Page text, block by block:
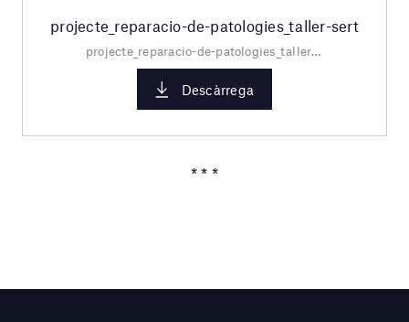
projecte_reparacio-de-patologies_taller-sert
projecte_reparacio-de-patologies_taller-sert.pdf
Descàrrega
* * *